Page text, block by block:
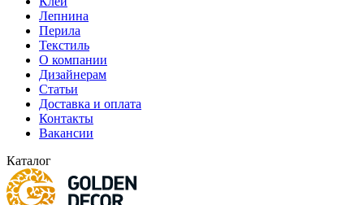
Лепнина
Перила
Текстиль
О компании
Дизайнерам
Статьи
Доставка и оплата
Контакты
Вакансии
Каталог